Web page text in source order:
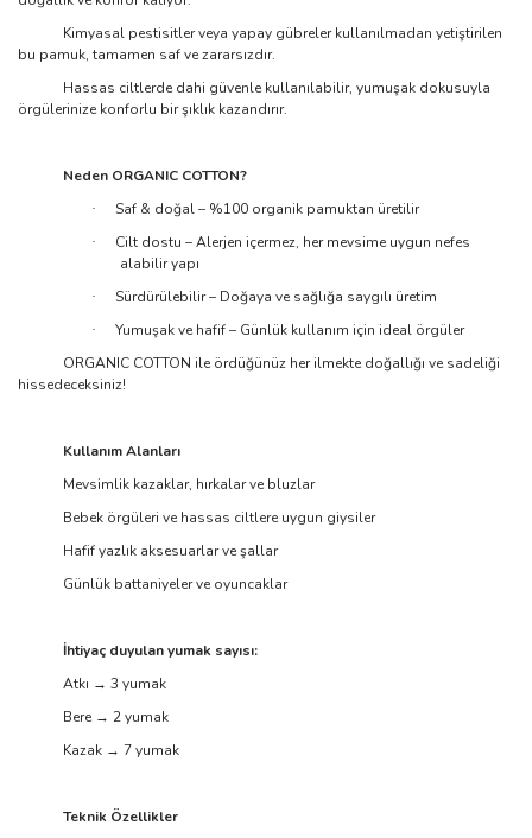
Kimyasal pestisitler veya yapay gübreler kullanılmadan yetiştirilen
bu pamuk, tamamen saf ve zararsızdır.
Hassas ciltlerde dahi güvenle kullanılabilir, yumuşak dokusuyla
örgülerinize konforlu bir şıklık kazandırır.
Neden ORGANIC COTTON?
· Saf & doğal – %100 organik pamuktan üretilir
·
Cilt dostu – Alerjen içermez, her mevsime uygun nefes
alabilir yapı
· Sürdürülebilir – Doğaya ve sağlığa saygılı üretim
·
Yumuşak ve hafif – Günlük kullanım için ideal örgüler
ORGANIC COTTON ile ördüğünüz her ilmekte doğallığı ve sadeliği
hissedeceksiniz!
Kullanım Alanları
Mevsimlik kazaklar, hırkalar ve bluzlar
Bebek örgüleri ve hassas ciltlere uygun giysiler
Hafif yazlık aksesuarlar ve şallar
Günlük battaniyeler ve oyuncaklar
İhtiyaç duyulan yumak sayısı:
Atkı → 3 yumak
Bere → 2 yumak
Kazak → 7 yumak
Teknik Özellikler